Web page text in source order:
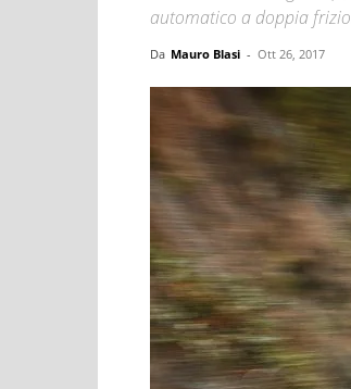
automatico a doppia
Da Mauro Blasi - Ott 26, 2017